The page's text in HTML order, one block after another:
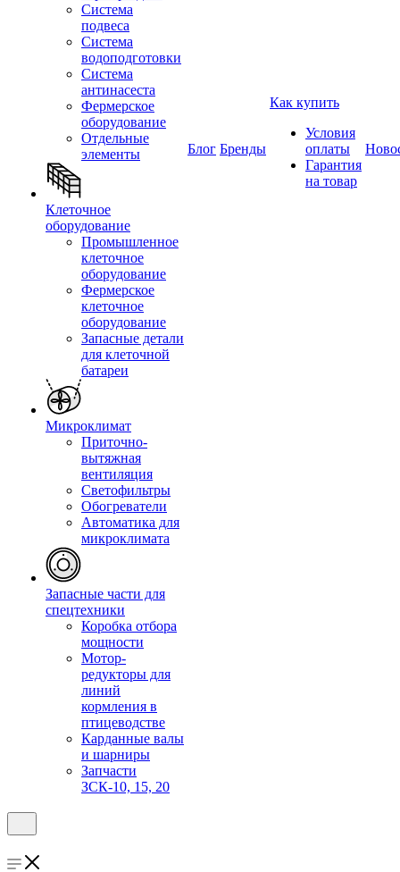
Система
подвеса
Система
водоподготовки
Система
антинасеста
Фермерское
оборудование
Отдельные
элементы
Клеточное
оборудование
Промышленное
клеточное
оборудование
Фермерское
клеточное
оборудование
Запасные детали
для клеточной
батареи
Микроклимат
Приточно-
вытяжная
вентиляция
Светофильтры
Обогреватели
Автоматика для
микроклимата
Запасные части для
спецтехники
Коробка отбора
мощности
Мотор-
редукторы для
линий
кормления в
птицеводстве
Карданные валы
и шарниры
Запчасти
ЗСК-10, 15, 20
Блог Бренды
Как купить
Условия
оплаты
Гарантия
на товар